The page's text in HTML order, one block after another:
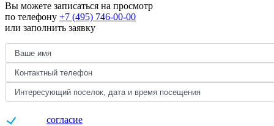
Вы можете записаться на просмотр
по телефону +7 (495) 746-00-00
или заполнить заявку
согласие